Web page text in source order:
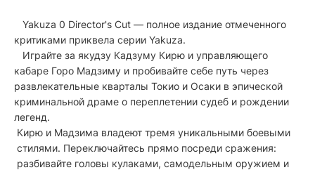
Yakuza 0 Director's Cut — полное издание отмеченного
критиками приквела серии Yakuza.
Играйте за якудзу Кадзуму Кирю и управляющего
кабаре Горо Мадзиму и пробивайте себе путь через
развлекательные кварталы Токио и Осаки в эпической
криминальной драме о переплетении судеб и рождении
легенд.
Кирю и Мадзима владеют тремя уникальными боевыми
стилями. Переключайтесь прямо посреди сражения:
разбивайте головы кулаками, самодельным оружием и